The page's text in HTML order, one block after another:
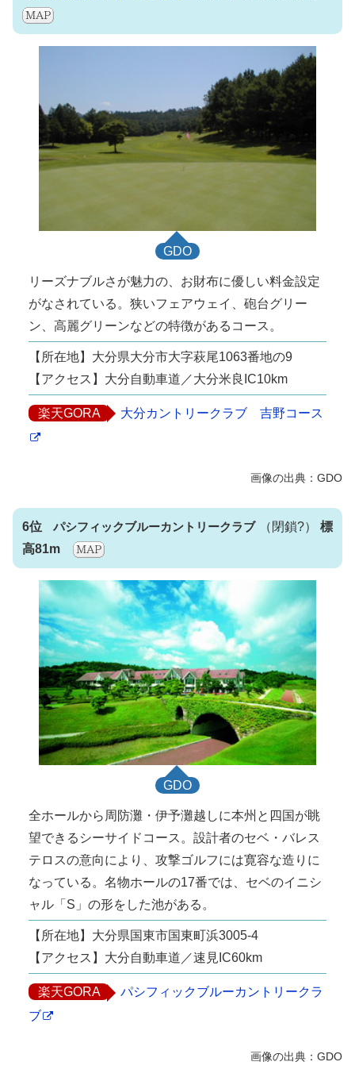
GDO
リーズナブルさが魅力の、お財布に優しい料金設定
がなされている。狭いフェアウェイ、砲台グリー
ン、高麗グリーンなどの特徴があるコース。
【所在地】大分県大分市大字萩尾1063番地の9
【アクセス】大分自動車道／大分米良IC10km
楽天GORA 大分カントリークラブ 吉野コース
6位 パシフィックブルーカントリークラブ （閉鎖?） 標
高81m
GDO
全ホールから周防灘・伊予灘越しに本州と四国が眺
望できるシーサイドコース。設計者のセベ・バレス
テロスの意向により、攻撃ゴルフには寛容な造りに
なっている。名物ホールの17番では、セベのイニシ
ャル「S」の形をした池がある。
【所在地】大分県国東市国東町浜3005-4
【アクセス】大分自動車道／速見IC60km
楽天GORA
パシフィックブルーカントリークラ
ブ